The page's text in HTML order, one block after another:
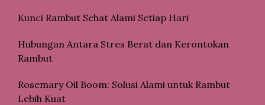
Kunci Rambut Sehat Alami Setiap Hari
Hubungan Antara Stres Berat dan Kerontokan
Rambut
Rosemary Oil Boom: Solusi Alami untuk Rambut
Lebih Kuat